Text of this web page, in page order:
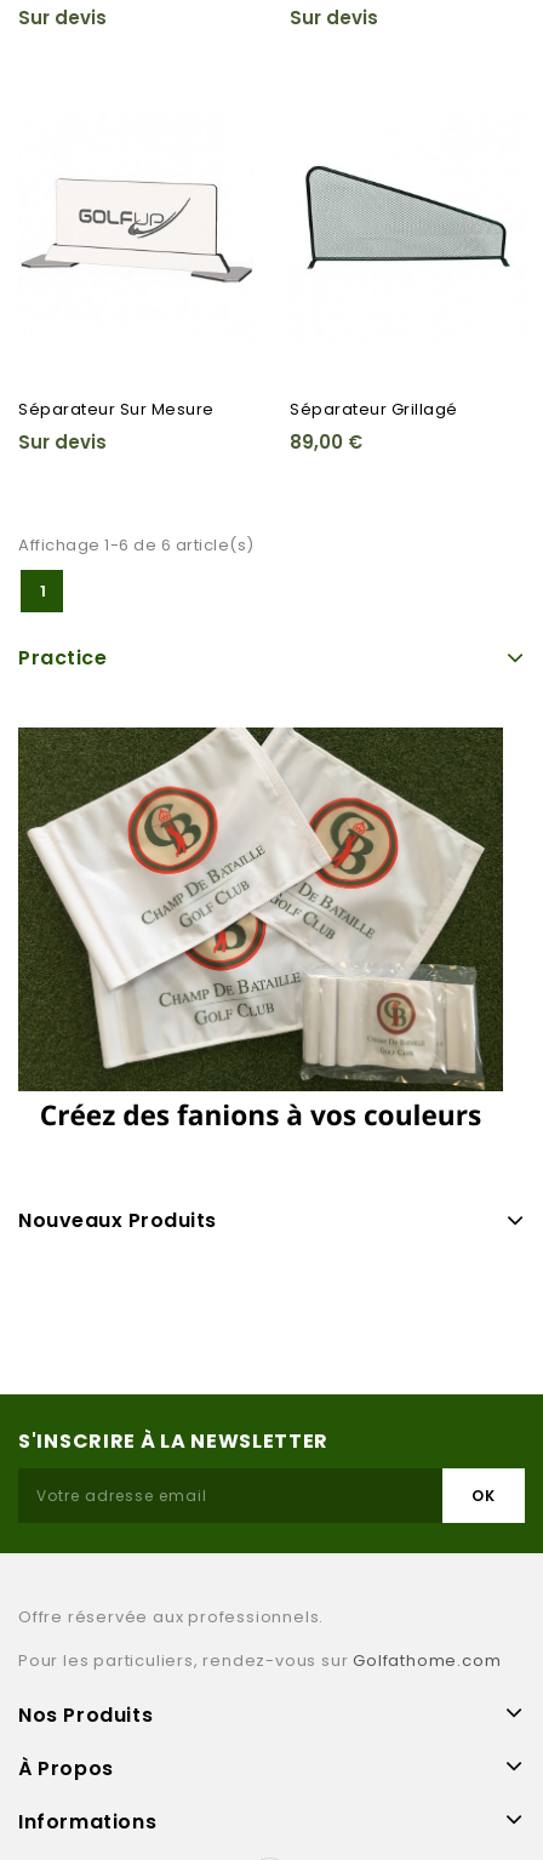
Sur devis Sur devis
Séparateur Sur Mesure
Sur devis
Séparateur Grillagé
89,00 €
Affichage 1-6 de 6 article(s)
1
Practice
Nouveaux Produits
S'INSCRIRE À LA NEWSLETTER
Offre réservée aux professionnels.
Pour les particuliers, rendez-vous surGolfathome.com
Nos Produits
À Propos
Informations